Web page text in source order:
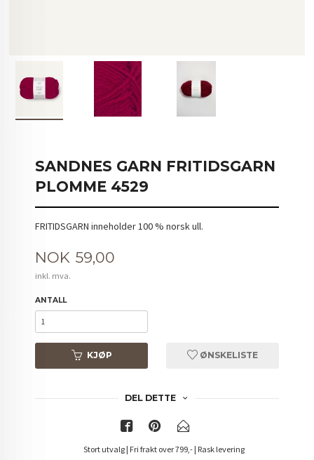
SANDNES GARN FRITIDSGARN
PLOMME 4529
FRITIDSGARN inneholder 100 % norsk ull.
Pris
NOK 59,00
inkl. mva.
ANTALL
KJØP ØNSKELISTE
DEL DETTE
Stort utvalg | Fri frakt over 799,- | Rask levering